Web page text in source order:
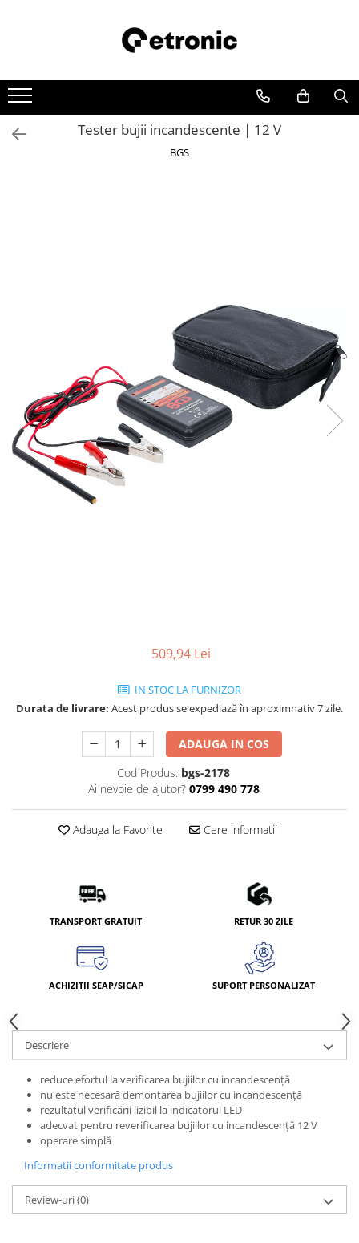
Tester bujii incandescente | 12 V
BGS
509,94 Lei
IN STOC LA FURNIZOR
Durata de livrare: Acest produs se expediază în aproximnativ 7 zile.
ADAUGA IN COS
Cod Produs: bgs-2178
Ai nevoie de ajutor? 0799 490 778
Adauga la Favorite Cere informatii
TRANSPORT GRATUIT RETUR 30 ZILE
ACHIZIȚII SEAP/SICAP SUPORT PERSONALIZAT
Descriere
reduce efortul la verificarea bujiilor cu incandescenţă
nu este necesară demontarea bujiilor cu incandescenţă
rezultatul verificării lizibil la indicatorul LED
adecvat pentru reverificarea bujiilor cu incandescenţă 12 V
operare simplă
Informatii conformitate produs
Review-uri(0)